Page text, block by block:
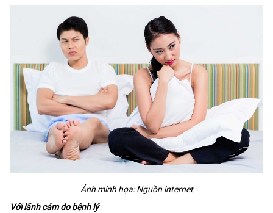
Ảnh minh họa: Nguồn internet
Với lãnh cảm do bệnh lý